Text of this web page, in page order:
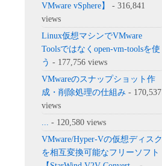
VMware vSphere】
- 316,841
views
Linux仮想マシンでVMware
Toolsではなくopen-vm-toolsを使
う - 177,756 views
VMwareのスナップショット作
成・削除処理の仕組み - 170,537
views
- 120,580 views
VMware/Hyper-Vの仮想ディスク
を相互変換可能なフリーソフト